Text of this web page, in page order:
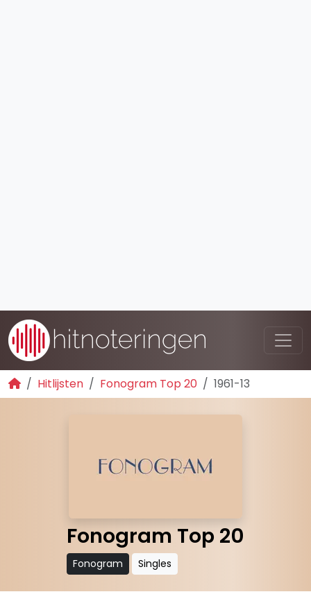
Hitlijsten Fonogram Top 20 1961-13
Fonogram Top 20
Fonogram Singles